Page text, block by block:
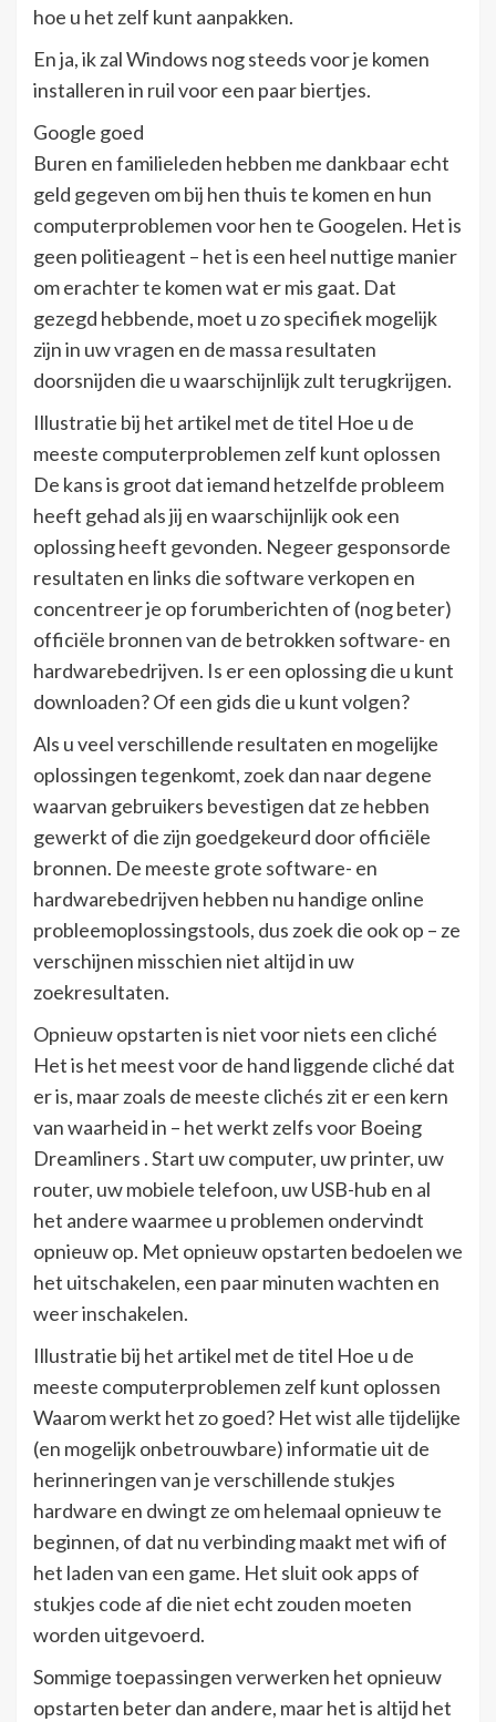
hoe u het zelf kunt aanpakken.
En ja, ik zal Windows nog steeds voor je komen
installeren in ruil voor een paar biertjes.
Google goed
Buren en familieleden hebben me dankbaar echt
geld gegeven om bij hen thuis te komen en hun
computerproblemen voor hen te Googelen. Het is
geen politieagent – het is een heel nuttige manier
om erachter te komen wat er mis gaat. Dat
gezegd hebbende, moet u zo specifiek mogelijk
zijn in uw vragen en de massa resultaten
doorsnijden die u waarschijnlijk zult terugkrijgen.
Illustratie bij het artikel met de titel Hoe u de
meeste computerproblemen zelf kunt oplossen
De kans is groot dat iemand hetzelfde probleem
heeft gehad als jij en waarschijnlijk ook een
oplossing heeft gevonden. Negeer gesponsorde
resultaten en links die software verkopen en
concentreer je op forumberichten of (nog beter)
officiële bronnen van de betrokken software- en
hardwarebedrijven. Is er een oplossing die u kunt
downloaden? Of een gids die u kunt volgen?
Als u veel verschillende resultaten en mogelijke
oplossingen tegenkomt, zoek dan naar degene
waarvan gebruikers bevestigen dat ze hebben
gewerkt of die zijn goedgekeurd door officiële
bronnen. De meeste grote software- en
hardwarebedrijven hebben nu handige online
probleemoplossingstools, dus zoek die ook op – ze
verschijnen misschien niet altijd in uw
zoekresultaten.
Opnieuw opstarten is niet voor niets een cliché
Het is het meest voor de hand liggende cliché dat
er is, maar zoals de meeste clichés zit er een kern
van waarheid in – het werkt zelfs voor Boeing
Dreamliners . Start uw computer, uw printer, uw
router, uw mobiele telefoon, uw USB-hub en al
het andere waarmee u problemen ondervindt
opnieuw op. Met opnieuw opstarten bedoelen we
het uitschakelen, een paar minuten wachten en
weer inschakelen.
Illustratie bij het artikel met de titel Hoe u de
meeste computerproblemen zelf kunt oplossen
Waarom werkt het zo goed? Het wist alle tijdelijke
(en mogelijk onbetrouwbare) informatie uit de
herinneringen van je verschillende stukjes
hardware en dwingt ze om helemaal opnieuw te
beginnen, of dat nu verbinding maakt met wifi of
het laden van een game. Het sluit ook apps of
stukjes code af die niet echt zouden moeten
worden uitgevoerd.
Sommige toepassingen verwerken het opnieuw
opstarten beter dan andere, maar het is altijd het